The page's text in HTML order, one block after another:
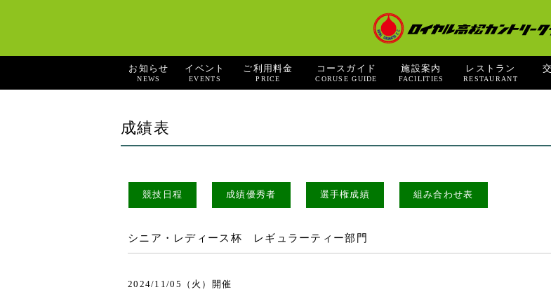
お知らせ
NEWS
イベント
EVENTS
ご利用料金
PRICE
コースガイド
CORUSE GUIDE
施設案内
FACILITIES
レストラン
RESTAURANT
成績表
競技日程 成績優秀者 選手権成績 組み合わせ表
シニア・レディース杯 レギュラーティー部門
2024/11/05（火）開催